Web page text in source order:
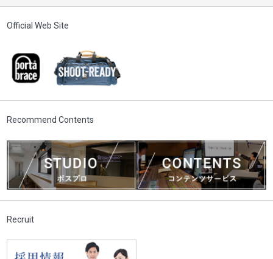
Official Web Site
Recommend Contents
Recruit